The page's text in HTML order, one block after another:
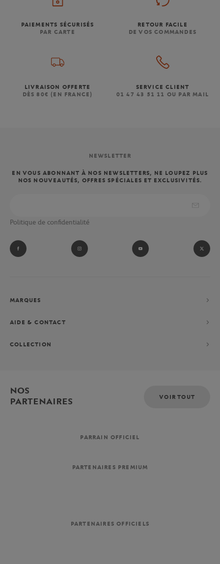
PAIEMENTS SÉCURISÉS
PAR CARTE
RETOUR FACILE
DE VOS COMMANDES
LIVRAISON OFFERTE
DÈS 80€ (EN FRANCE)
SERVICE CLIENT
01 47 43 51 11 OU PAR MAIL
NEWSLETTER
EN VOUS ABONNANT À NOS NEWSLETTERS, NE LOUPEZ PLUS
NOS NOUVEAUTÉS, OFFRES SPÉCIALES ET EXCLUSIVITÉS.
Politique de confidentialité
MARQUES
AIDE & CONTACT
COLLECTION
NOS
PARTENAIRES
VOIR TOUT
PARRAIN OFFICIEL
PARTENAIRES PREMIUM
PARTENAIRES OFFICIELS